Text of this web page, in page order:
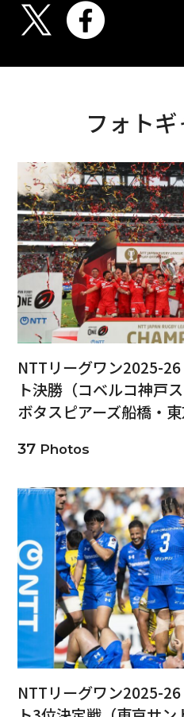
フォト
NTTリーグワン2025-
ト決勝（コベルコ神戸
ボタスピアーズ船橋・東
37Photos
NTTリーグワン2025-